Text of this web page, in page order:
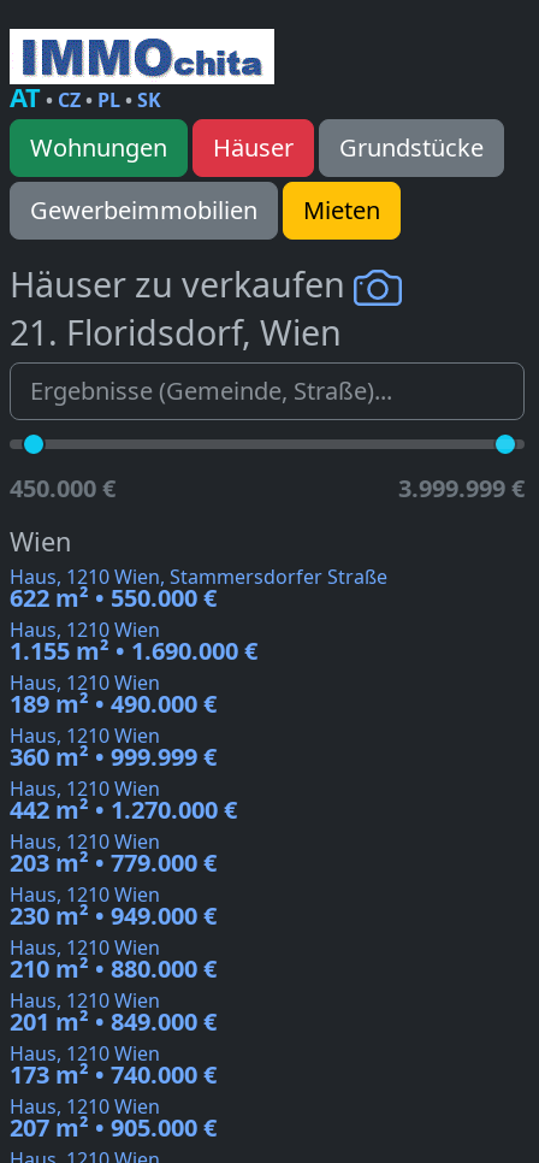
AT• CZ• PL•SK
Wohnungen Häuser
Grundstücke
Gewerbeimmobilien
Mieten
Häuser zu verkaufen
21. Floridsdorf, Wien
450.000 € 3.999.999 €
Wien
Haus, 1210 Wien, Stammersdorfer Straße
622 m² • 550.000 €
Haus, 1210 Wien
1.155 m² • 1.690.000 €
Haus, 1210 Wien
189 m² • 490.000 €
Haus, 1210 Wien
360 m² • 999.999 €
Haus, 1210 Wien
442 m² • 1.270.000 €
Haus, 1210 Wien
203 m² • 779.000 €
Haus, 1210 Wien
230 m² • 949.000 €
Haus, 1210 Wien
210 m² • 880.000 €
Haus, 1210 Wien
201 m² • 849.000 €
Haus, 1210 Wien
173 m² • 740.000 €
Haus, 1210 Wien
207 m² • 905.000 €